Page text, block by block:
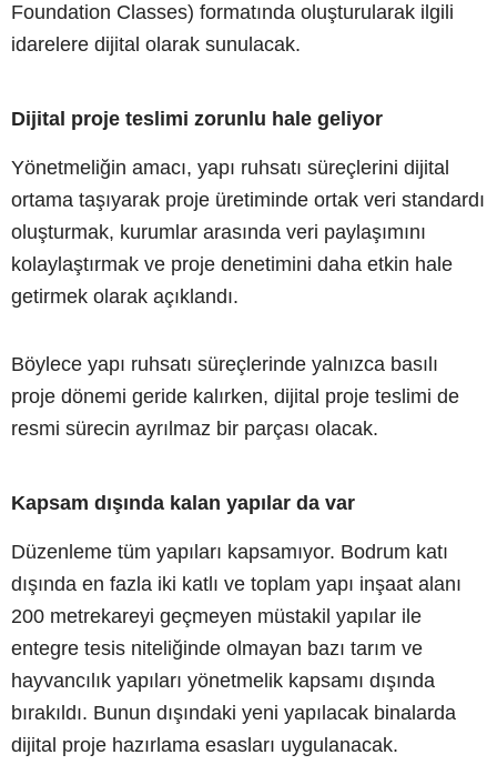
Foundation Classes) formatında oluşturularak ilgili
idarelere dijital olarak sunulacak.
Dijital proje teslimi zorunlu hale geliyor
Yönetmeliğin amacı, yapı ruhsatı süreçlerini dijital
ortama taşıyarak proje üretiminde ortak veri standardı
oluşturmak, kurumlar arasında veri paylaşımını
kolaylaştırmak ve proje denetimini daha etkin hale
getirmek olarak açıklandı.
Böylece yapı ruhsatı süreçlerinde yalnızca basılı
proje dönemi geride kalırken, dijital proje teslimi de
resmi sürecin ayrılmaz bir parçası olacak.
Kapsam dışında kalan yapılar da var
Düzenleme tüm yapıları kapsamıyor. Bodrum katı
dışında en fazla iki katlı ve toplam yapı inşaat alanı
200 metrekareyi geçmeyen müstakil yapılar ile
entegre tesis niteliğinde olmayan bazı tarım ve
hayvancılık yapıları yönetmelik kapsamı dışında
bırakıldı. Bunun dışındaki yeni yapılacak binalarda
dijital proje hazırlama esasları uygulanacak.